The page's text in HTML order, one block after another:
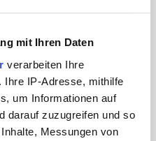
mit Ihren Daten
verarbeiten Ihre
Ihre IP-Adresse, mithilfe
um Informationen auf
darauf zuzugreifen und so
Messungen von